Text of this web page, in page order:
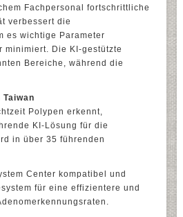
Fachpersonal fortschrittliche
verbessert die
es wichtige Parameter
minimiert. Die KI-gestützte
Bereiche, während die
Polypen erkennt,
KI-Lösung für die
in über 35 führenden
Center kompatibel und
für eine effizientere und